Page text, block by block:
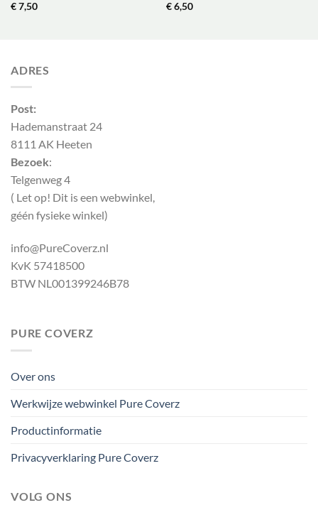
€7,50
€6,50
ADRES
Post:
Hademanstraat 24
8111 AK Heeten
Bezoek:
Telgenweg 4
( Let op! Dit is een webwinkel,
géén fysieke winkel)
info@PureCoverz.nl
KvK 57418500
BTW NL001399246B78
PURE COVERZ
Over ons
Werkwijze webwinkel Pure Coverz
Productinformatie
Privacyverklaring Pure Coverz
VOLG ONS